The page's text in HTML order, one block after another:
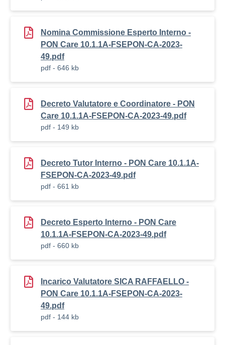
Nomina Commissione Esperto Interno -
PON Care 10.1.1A-FSEPON-CA-2023-
49.pdf
pdf - 646 kb
Decreto Valutatore e Coordinatore - PON
Care 10.1.1A-FSEPON-CA-2023-49.pdf
pdf - 149 kb
Decreto Tutor Interno - PON Care 10.1.1A-
FSEPON-CA-2023-49.pdf
pdf - 661 kb
Decreto Esperto Interno - PON Care
10.1.1A-FSEPON-CA-2023-49.pdf
pdf - 660 kb
Incarico Valutatore SICA RAFFAELLO -
PON Care 10.1.1A-FSEPON-CA-2023-
49.pdf
pdf - 144 kb